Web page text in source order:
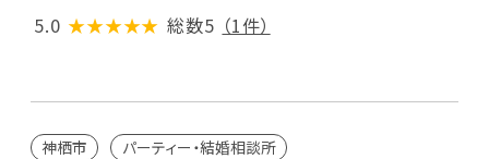
5.0 ★★★★★ 総数5 （1件）
神栖市 パーティー・結婚相談所